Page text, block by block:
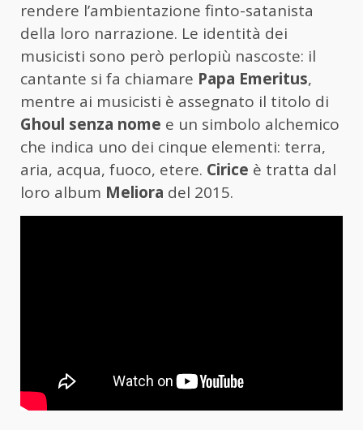
rendere l’ambientazione finto-satanista
della loro narrazione. Le identità dei
musicisti sono però perlopiù nascoste: il
cantante si fa chiamare Papa Emeritus,
mentre ai musicisti è assegnato il titolo di
Ghoul senza nome e un simbolo alchemico
che indica uno dei cinque elementi: terra,
aria, acqua, fuoco, etere. Cirice è tratta dal
loro album Meliora del 2015.